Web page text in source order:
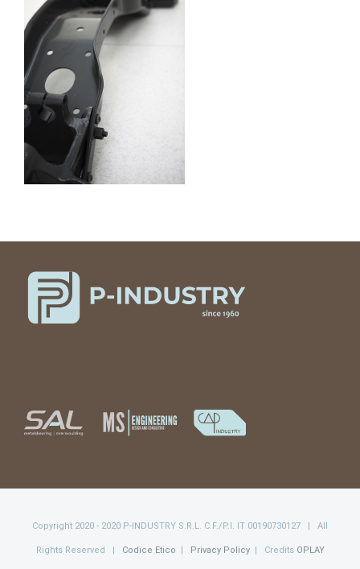
Copyright 2020 - 2020 P-INDUSTRY S.R.L. C.F./P.I. IT 00190730127 | All
Rights Reserved | Codice Etico Privacy Policy| Credits OPLAY